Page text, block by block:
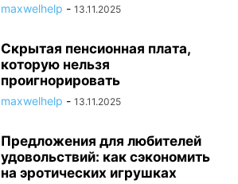
maxwelhelp - 13.11.2025
Скрытая пенсионная плата,
которую нельзя
проигнорировать
maxwelhelp - 13.11.2025
Предложения для любителей
удовольствий: как сэкономить
на эротических игрушках